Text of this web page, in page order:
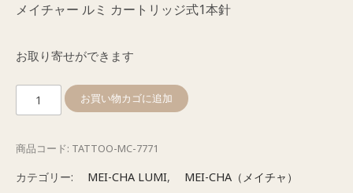
メイチャー ルミ カートリッジ式1本針
お取り寄せができます
イ
ャ
LUMI
お買い物カゴに追加
商品コード: TATTOO-MC-7771
カテゴリー: MEI-CHA LUMI,
MEI-CHA（メイチャ）